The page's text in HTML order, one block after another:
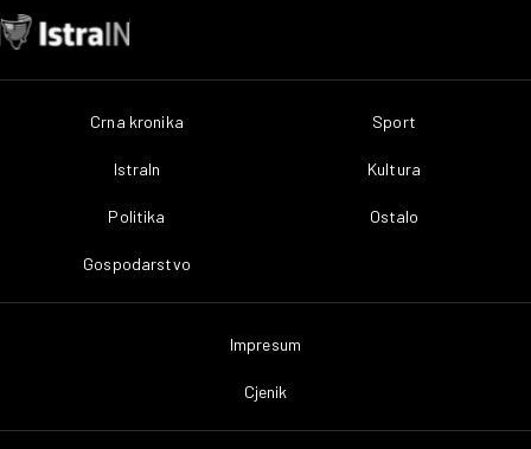
Crna kronika
IstraIn
Politika
Gospodarstvo
Sport
Kultura
Ostalo
Impresum
Cjenik